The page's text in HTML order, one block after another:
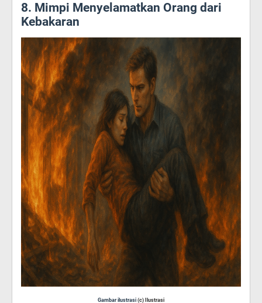
8. Mimpi Menyelamatkan Orang dari
Kebakaran
Gambar ilustrasi (c) Ilustrasi